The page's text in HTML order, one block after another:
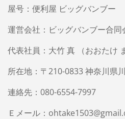
屋号：便利屋 ビッグバンブー
運営会社：ビッグバンブー合同
代表社員：大竹 真 （おおたけ
所在地：〒210-0833 神奈川県
連絡先：080-6554-7997
Ｅメール：